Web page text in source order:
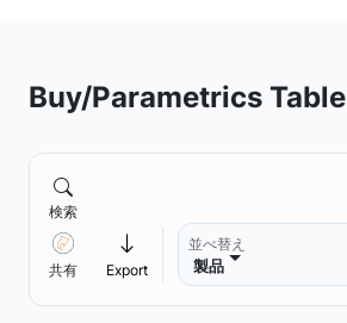
Buy/Parametrics Table
検索
共有 Export
並べ替え
製品